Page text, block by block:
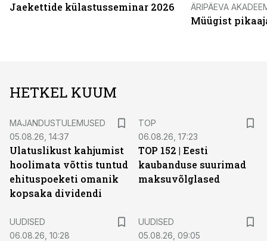
Jaekettide külastusseminar 2026 ÄRIPÄEVA
Müügist
HETKEL KUUM
MAJANDUSTULEMUSED
05.08.26, 14:37
Ulatuslikust kahjumist
hoolimata võttis tuntud
ehituspoeketi omanik
kopsaka dividendi
TOP
06.08.26, 17:23
TOP 152 | Eesti
kaubanduse suurimad
maksuvõlglased
UUDISED
06.08.26, 10:28
UUDISED
05.08.26, 09:05